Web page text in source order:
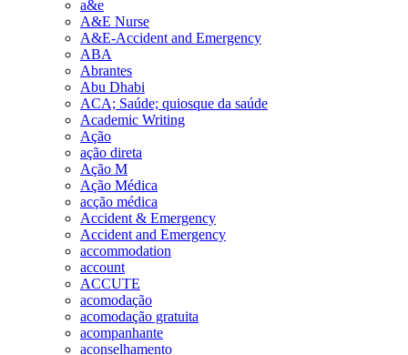
a&e
A&E Nurse
A&E-Accident and Emergency
ABA
Abrantes
Abu Dhabi
ACA; Saúde; quiosque da saúde
Academic Writing
Ação
ação direta
Ação M
Ação Médica
acção médica
Accident & Emergency
Accident and Emergency
accommodation
account
ACCUTE
acomodação
acomodação gratuita
acompanhante
aconselhamento